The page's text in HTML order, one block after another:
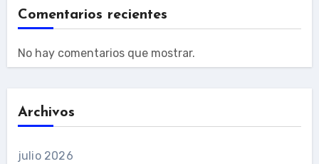
Comentarios recientes
No hay comentarios que mostrar.
Archivos
julio 2026